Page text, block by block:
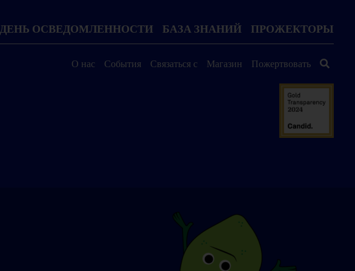
ДЕНЬ ОСВЕДОМЛЕННОСТИ БАЗА ЗНАНИЙ ПРОЖЕКТОРЫ
О нас События Связаться с Магазин Пожертвовать